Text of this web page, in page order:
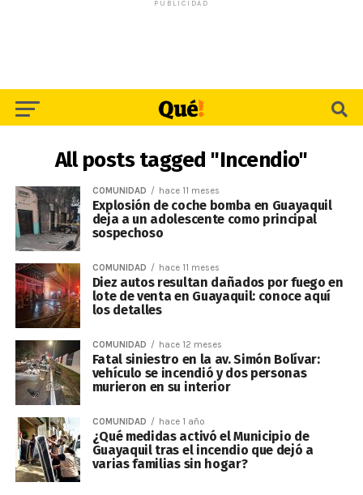
PUBLICIDAD
All posts tagged "Incendio"
COMUNIDAD hace 11 meses
Explosión de coche bomba en Guayaquil
deja a un adolescente como principal
sospechoso
COMUNIDAD hace 11 meses
Diez autos resultan dañados por fuego en
lote de venta en Guayaquil: conoce aquí
los detalles
COMUNIDAD hace 12 meses
Fatal siniestro en la av. Simón Bolívar:
vehículo se incendió y dos personas
murieron en su interior
COMUNIDAD hace 1 año
¿Qué medidas activó el Municipio de
Guayaquil tras el incendio que dejó a
varias familias sin hogar?